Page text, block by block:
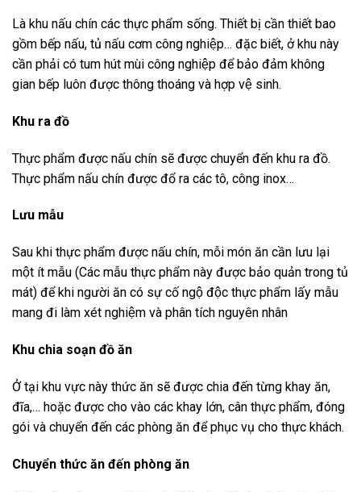
Là khu nấu chín các thực phẩm sống. Thiết bị cần thiết bao
gồm bếp nấu, tủ nấu cơm công nghiệp… đặc biết, ở khu này
cần phải có tum hút mùi công nghiệp để bảo đảm không
gian bếp luôn được thông thoáng và hợp vệ sinh.
Khu ra đồ
Thực phẩm được nấu chín sẽ được chuyển đến khu ra đồ.
Thực phẩm nấu chín được đổ ra các tô, công inox…
Lưu mẫu
Sau khi thực phẩm được nấu chín, mỗi món ăn cần lưu lại
một ít mẫu (Các mẫu thực phẩm này được bảo quản trong tủ
mát) để khi người ăn có sự cố ngộ độc thực phẩm lấy mẫu
mang đi làm xét nghiệm và phân tích nguyên nhân
Khu chia soạn đồ ăn
Ở tại khu vực này thức ăn sẽ được chia đến từng khay ăn,
đĩa,… hoặc được cho vào các khay lớn, cân thực phẩm, đóng
gói và chuyển đến các phòng ăn để phục vụ cho thực khách.
Chuyển thức ăn đến phòng ăn